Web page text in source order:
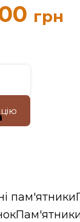
грн
пам'ятники